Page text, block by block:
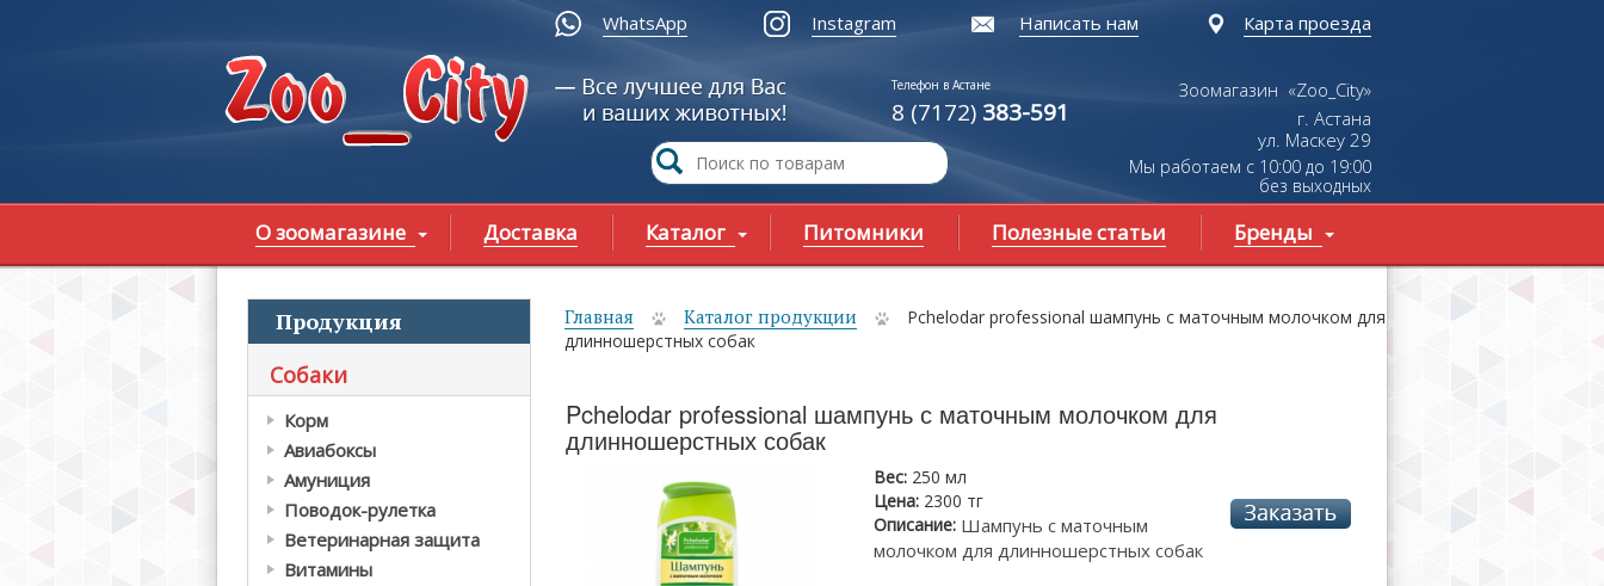
WhatsApp Instagram Написать нам Карта проезда
Телефон в Астане
8 (7172) 383-591
Зоомагазин «Zoo_City»
г. Астана
ул. Маскеу29
Мы работаем с 10:00 до 19:00
без выходных
О зоомагазине Доставка Каталог Питомники Полезные статьи Бренды
Продукция
Собаки
Корм
Авиабоксы
Амуниция
Поводок-рулетка
Ветеринарная защита
Витамины
Вы здесь
Главная Каталог продукции
Pchelodar professional шампунь с маточным молочком для
длинношерстных собак
Pchelodar professional шампунь с маточным молочком для
длинношерстных собак
Вес: 250 мл
Цена: 2300 тг
Описание: Шампунь с маточным
молочком для длинношерстных собак